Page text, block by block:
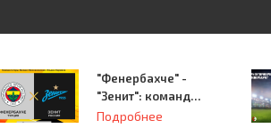
"Фенербахче" -
"Зенит": команда
Семака начинает
Подробнее